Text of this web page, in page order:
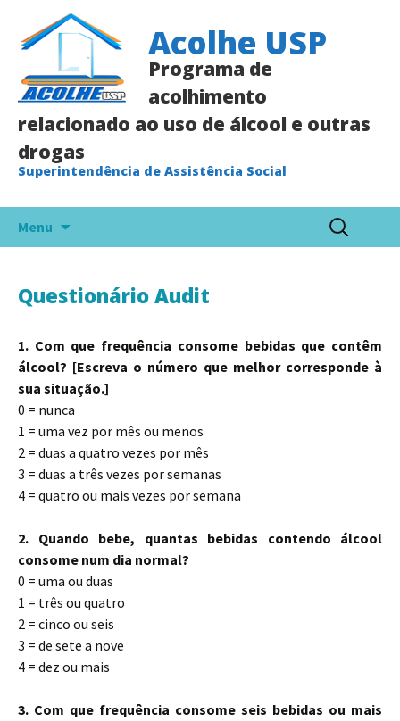
Acolhe USP
Programa de
acolhimento
relacionado ao uso de álcool e outras
drogas
Superintendência de Assistência Social
Menu
Pesquisar
por:
Questionário Audit
1. Com que frequência consome bebidas que contêm
álcool? [Escreva o número que melhor corresponde à
sua situação.]
0 = nunca
1 = uma vez por mês ou menos
2 = duas a quatro vezes por mês
3 = duas a três vezes por semanas
4 = quatro ou mais vezes por semana
2. Quando bebe, quantas bebidas contendo álcool
consome num dia normal?
0 = uma ou duas
1 = três ou quatro
2 = cinco ou seis
3 = de sete a nove
4 = dez ou mais
3. Com que frequência consome seis bebidas ou mais